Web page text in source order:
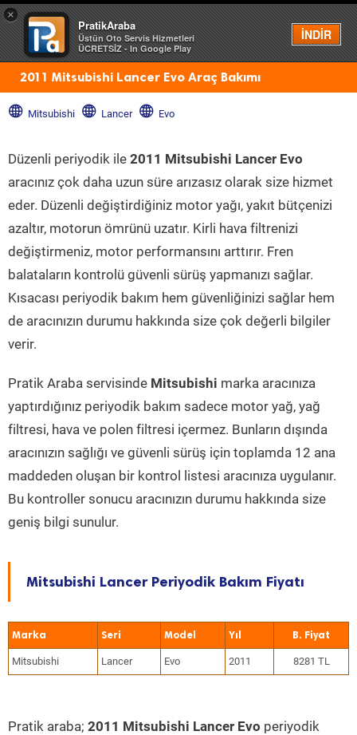
×
PratikAraba
Üstün Oto Servis Hizmetleri
ÜCRETSİZ - In Google Play
İNDİR
Menü
2011 Mitsubishi Lancer Evo Araç Bakımı
Mitsubishi Lancer Evo
Düzenli periyodik ile 2011 Mitsubishi Lancer Evo
aracınız çok daha uzun süre arızasız olarak size hizmet
eder. Düzenli değiştirdiğiniz motor yağı, yakıt bütçenizi
azaltır, motorun ömrünü uzatır. Kirli hava filtrenizi
değiştirmeniz, motor performansını arttırır. Fren
balataların kontrolü güvenli sürüş yapmanızı sağlar.
Kısacası periyodik bakım hem güvenliğinizi sağlar hem
de aracınızın durumu hakkında size çok değerli bilgiler
verir.
Pratik Araba servisinde Mitsubishi marka aracınıza
yaptırdığınız periyodik bakım sadece motor yağ, yağ
filtresi, hava ve polen filtresi içermez. Bunların dışında
aracınızın sağlığı ve güvenli sürüş için toplamda 12 ana
maddeden oluşan bir kontrol listesi aracınıza uygulanır.
Bu kontroller sonucu aracınızın durumu hakkında size
geniş bilgi sunulur.
Mitsubishi Lancer Periyodik Bakım Fiyatı
Marka Seri Model Yıl
Mitsubishi Lancer Evo 2011 8281 TL
Pratik araba; 2011 Mitsubishi Lancer Evo periyodik